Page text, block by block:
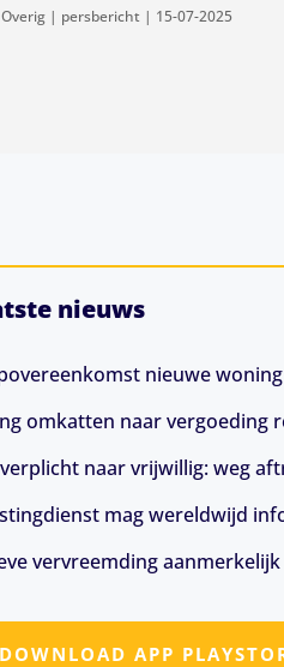
| persbericht | 15-07-2025
nieuws
nieuwe
omkatten naar vergoeding
naar vrijwillig: weg
mag wereldwijd
vervreemding
DOWNLOAD APP